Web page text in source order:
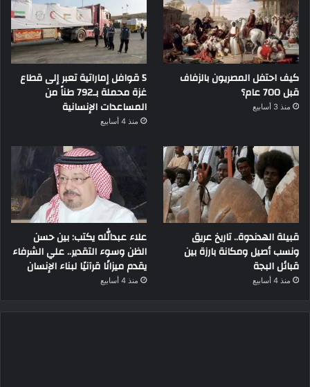
كيف احتفل المصريون بالزفاف
قبل 700 عام؟
منذ 3 أسابيع
5 قوافل إماراتية تعبر إلى قطاع
غزة محملة بـ792 طناً من
المساعدات الإنسانية
منذ 4 أسابيع
قبيلة الهدندوة.. تاريخ عريق
ونسب أصيل ومكانة بارزة بين
قبائل البجة
منذ 4 أسابيع
علاء عبدالله يكتب: بين حسن
الظن وسوء التقدير.. علي الشرفاء
يقدم ميزانًا قرآنيًا لبناء الإنسان
منذ 4 أسابيع